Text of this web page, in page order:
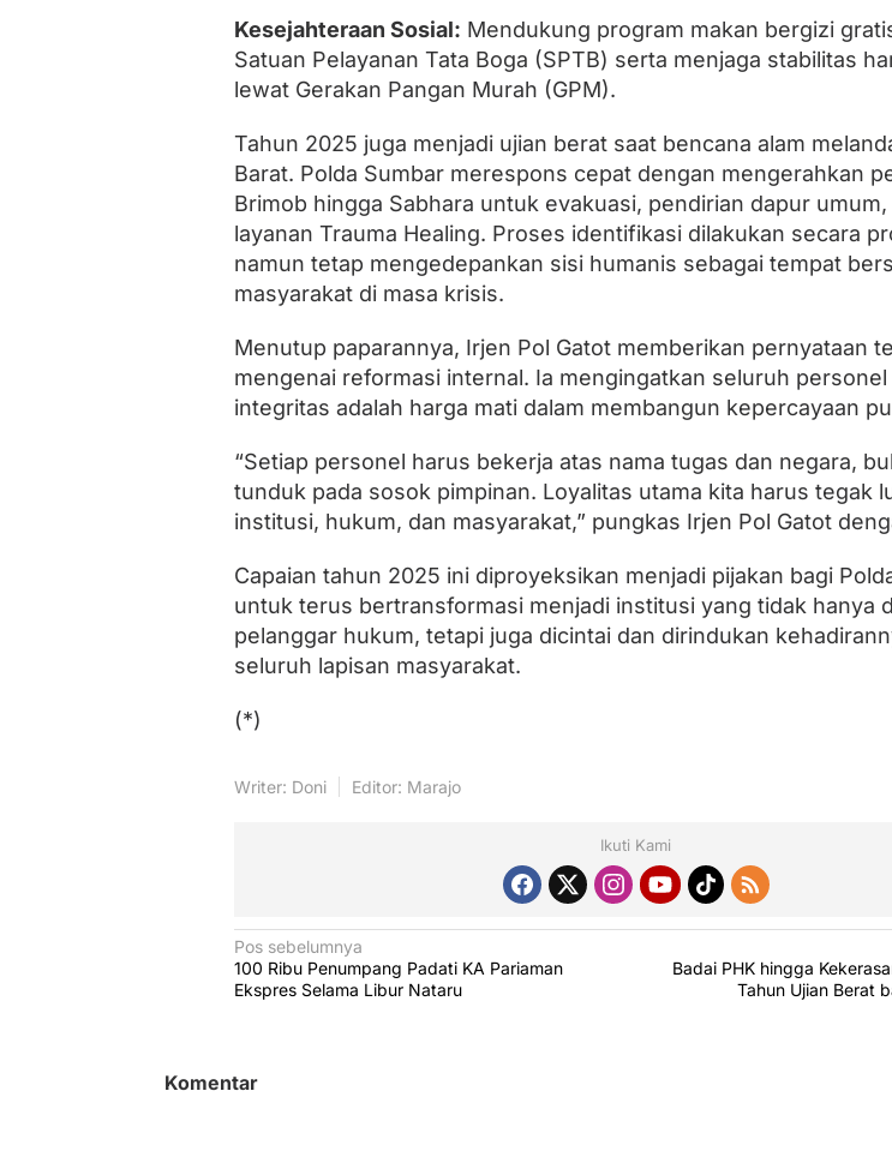
Kesejahteraan Sosial: Mendukung program makan bergizi
Satuan Pelayanan Tata Boga (SPTB) serta menjaga stabilitas
lewat Gerakan Pangan Murah (GPM).
Tahun 2025 juga menjadi ujian berat saat bencana alam
Barat. Polda Sumbar merespons cepat dengan mengerahkan
Brimob hingga Sabhara untuk evakuasi, pendirian dapur umum,
layanan Trauma Healing. Proses identifikasi dilakukan secara
namun tetap mengedepankan sisi humanis sebagai tempat
masyarakat di masa krisis.
Menutup paparannya, Irjen Pol Gatot memberikan pernyataan
mengenai reformasi internal. Ia mengingatkan seluruh personel
integritas adalah harga mati dalam membangun kepercayaan
“Setiap personel harus bekerja atas nama tugas dan negara,
tunduk pada sosok pimpinan. Loyalitas utama kita harus tegak
institusi, hukum, dan masyarakat,” pungkas Irjen Pol Gatot
Capaian tahun 2025 ini diproyeksikan menjadi pijakan bagi
untuk terus bertransformasi menjadi institusi yang tidak hanya
pelanggar hukum, tetapi juga dicintai dan dirindukan
seluruh lapisan masyarakat.
(*)
Writer: Doni Editor: Marajo
Ikuti Kami
N
a
g
Pos sebelumnya
100 Ribu Penumpang Padati KA Pariaman
Ekspres Selama Libur Nataru
Badai PHK hingga
Tahun Ujian Berat
Komentar